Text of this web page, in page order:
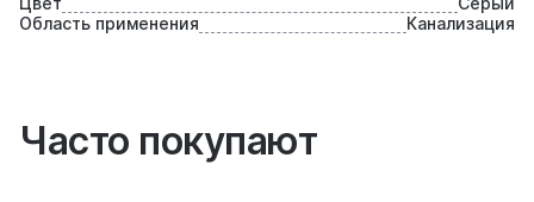
Область применения
Канализация
Часто покупают